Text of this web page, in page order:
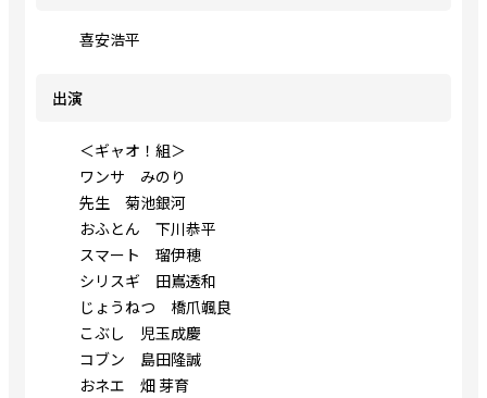
喜安浩平
出演
＜ギャオ！組＞
ワンサ みのり
先生 菊池銀河
おふとん 下川恭平
スマート 瑠伊穂
シリスギ 田嶌透和
じょうねつ 橋爪颯良
こぶし 児玉成慶
コブン 島田隆誠
おネエ 畑 芽育